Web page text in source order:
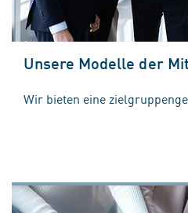
Unsere Modelle der
Wir bieten eine